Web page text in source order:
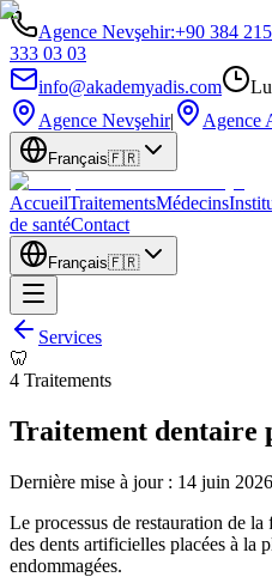
Agence Nevşehir:+90 384
333 03 03
info@akademyadis.com
Agence Nevşehir| Agence
Français🇫🇷
AccueilTraitementsMédecins
de santéContact
Français🇫🇷
Services
🦷
4 Traitements
Traitement dentaire
Dernière mise à jour : 14 juin 2026
Le processus de restauration de
des dents artificielles placées à la
endommagées.